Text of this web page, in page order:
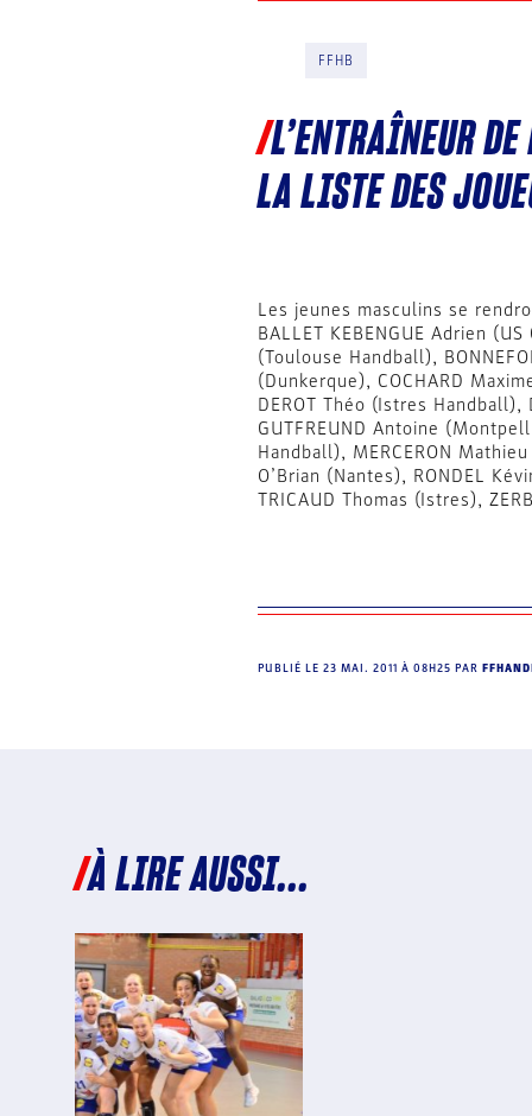
FFHB
L’ENTRAÎNEUR
LA LISTE DES
Les jeunes masculins se
BALLET KEBENGUE Adrien
(Toulouse Handball),
(Dunkerque), COCHARD
DEROT Théo (Istres Handball),
GUTFREUND Antoine
Handball), MERCERON
O’Brian (Nantes), RONDEL
TRICAUD Thomas (Istres),
PUBLIÉ LE 23 MAI. 2011 À 08H25 PAR
À LIRE AUSSI...